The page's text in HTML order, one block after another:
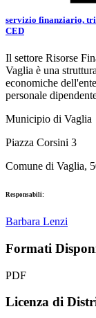
servizio finanziario,
CED
Il settore Risorse
Vaglia è una
economiche
personale
Municipio di Vaglia
Piazza Corsini 3
Comune di Vaglia,
Responsabili:
Barbara Lenzi
Formati
PDF
Licenza di